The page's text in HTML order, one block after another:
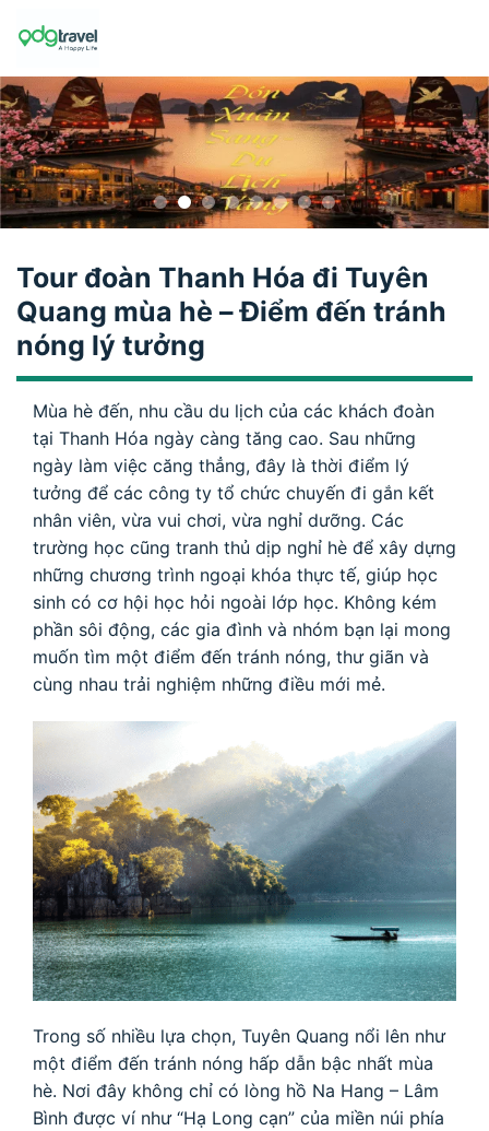
Tour đoàn Thanh Hóa đi Tuyên
Quang mùa hè – Điểm đến tránh
nóng lý tưởng
Mùa hè đến, nhu cầu du lịch của các khách đoàn
tại Thanh Hóa ngày càng tăng cao. Sau những
ngày làm việc căng thẳng, đây là thời điểm lý
tưởng để các công ty tổ chức chuyến đi gắn kết
nhân viên, vừa vui chơi, vừa nghỉ dưỡng. Các
trường học cũng tranh thủ dịp nghỉ hè để xây dựng
những chương trình ngoại khóa thực tế, giúp học
sinh có cơ hội học hỏi ngoài lớp học. Không kém
phần sôi động, các gia đình và nhóm bạn lại mong
muốn tìm một điểm đến tránh nóng, thư giãn và
cùng nhau trải nghiệm những điều mới mẻ.
Trong số nhiều lựa chọn, Tuyên Quang nổi lên như
một điểm đến tránh nóng hấp dẫn bậc nhất mùa
hè. Nơi đây không chỉ có lòng hồ Na Hang – Lâm
Bình được ví như “Hạ Long cạn” của miền núi phía